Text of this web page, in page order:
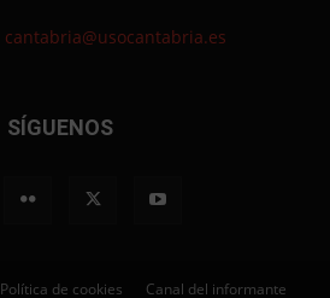
cantabria@usocantabria.es
SÍGUENOS
Política de cookies Canal del informante